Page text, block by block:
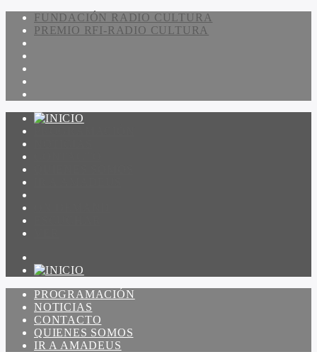
FUNDACIÓN RADIO CULTURA
PREMIO RFI-RADIO CULTURA
PROGRAMACIÓN
NOTICIAS
CONTACTO
QUIENES SOMOS
IR A AMADEUS